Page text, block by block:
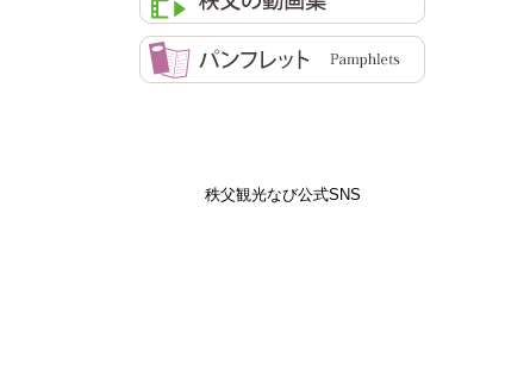
秩父観光なび公式SNS